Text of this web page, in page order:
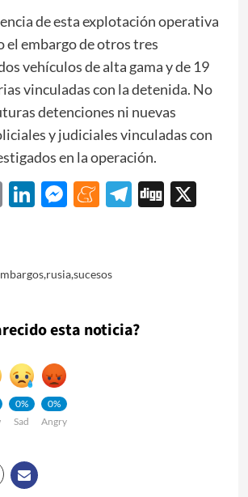
de esta explotación operativa
el embargo de otros tres
vehículos de alta gama y de 19
vinculadas con la detenida. No
detenciones ni nuevas
y judiciales vinculadas con
en la operación.
EmailLinkedIn
Messenger
Meneame
Telegram
Digg
X
,rusia,sucesos
esta noticia?
0%
Sad
0%
Angry